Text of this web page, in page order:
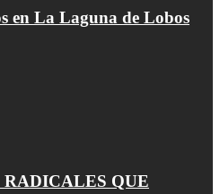
en La Laguna de Lobos
QUE